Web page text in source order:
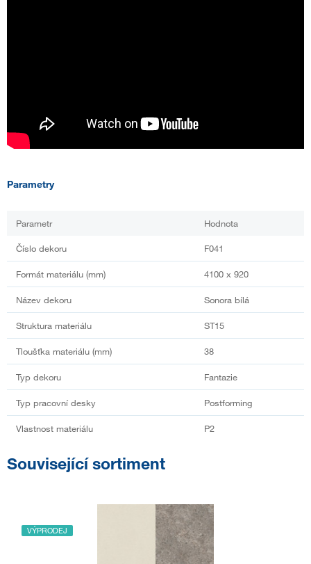
Parametry
Parametr Hodnota
Číslo dekoru F041
Formát materiálu (mm) 4100 x 920
Název dekoru Sonora bílá
Struktura materiálu ST15
Tloušťka materiálu (mm) 38
Typ dekoru Fantazie
Typ pracovní desky Postforming
Vlastnost materiálu P2
Související sortiment
VÝPRODEJ